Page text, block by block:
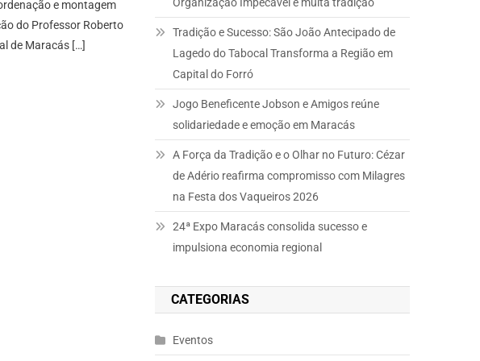
O
FILME
e montagem
do Professor Roberto
de Maracás […]
Tradição e Sucesso: São João Antecipado de
Lagedo do Tabocal Transforma a Região em
Capital do Forró
Jogo Beneficente Jobson e Amigos reúne
solidariedade e emoção em Maracás
A Força da Tradição e o Olhar no Futuro: Cézar
de Adério reafirma compromisso com Milagres
na Festa dos Vaqueiros 2026
24ª Expo Maracás consolida sucesso e
impulsiona economia regional
CATEGORIAS
Eventos